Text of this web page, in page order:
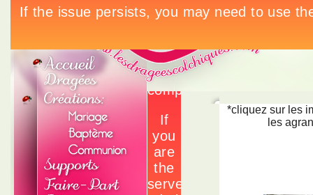
*cliquez sur les
les